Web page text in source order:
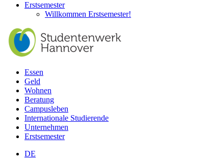
Erstsemester
Willkommen Erstsemester!
Essen
Geld
Wohnen
Beratung
Campusleben
Internationale Studierende
Unternehmen
Erstsemester
DE